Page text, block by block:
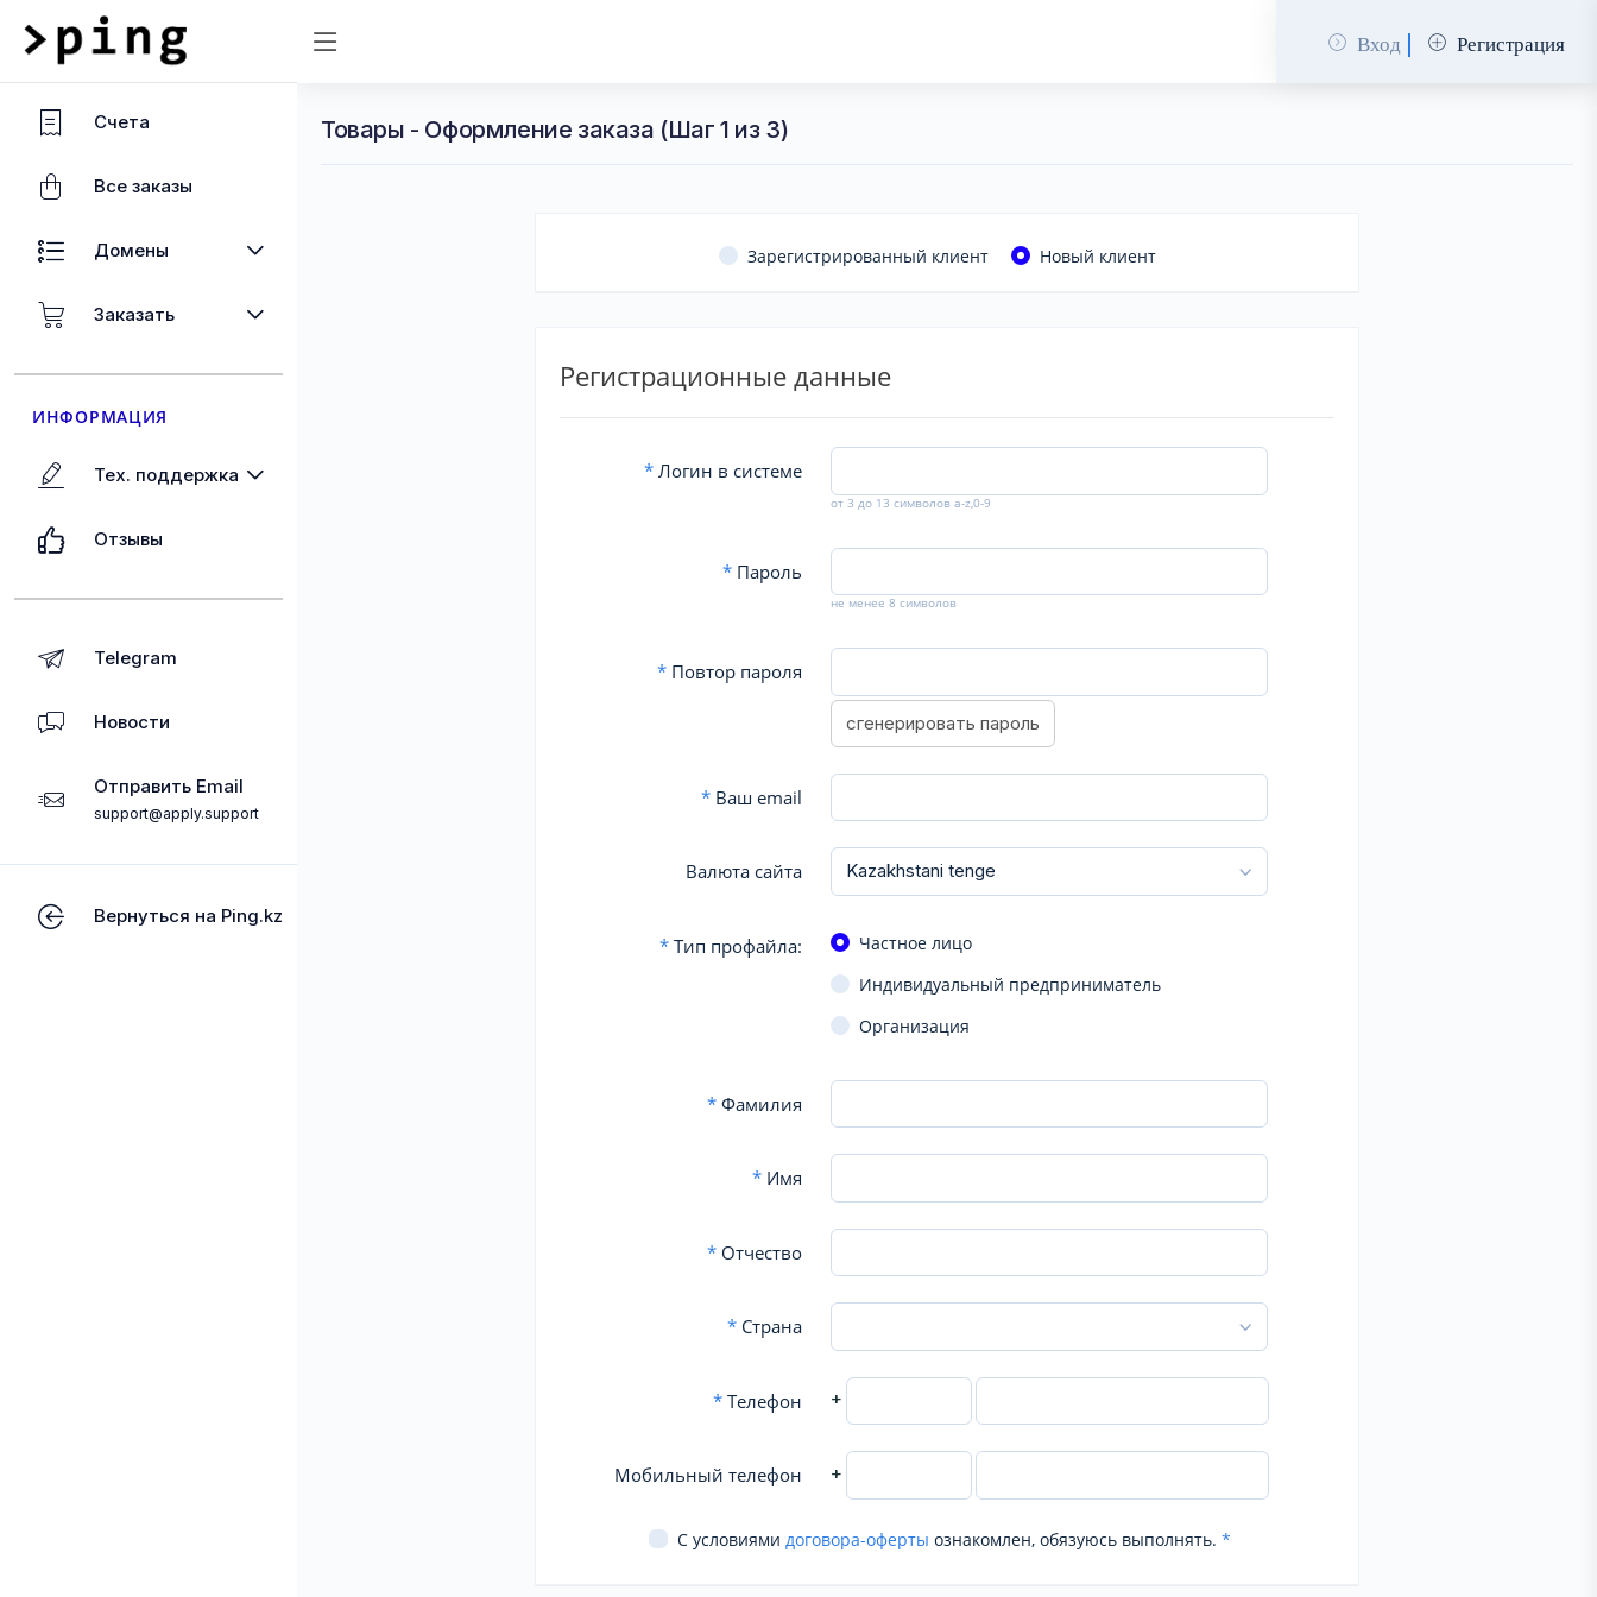
Вход Регистрация
Счета
Все заказы
Домены
Заказать
ИНФОРМАЦИЯ
Тех. поддержка
Отзывы
Telegram
Новости
Отправить Email
support@apply.support
Вернуться на Ping.kz
Товары - Оформление заказа (Шаг 1 из 3)
Зарегистрированный клиент Новый клиент
Регистрационные данные
*Логин в системе
от 3 до 13 символов a-z,0-9
*Пароль
не менее 8 символов
*Повтор пароля
сгенерировать пароль
*Ваш email
Валюта сайта
*Тип профайла:
Частное лицо
Индивидуальный предприниматель
Организация
*Фамилия
*Имя
*Отчество
*Страна
*Телефон +
Мобильный телефон +
С условиями договора-оферты ознакомлен, обязуюсь выполнять. *